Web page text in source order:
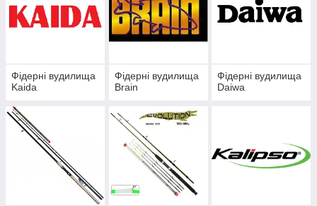
підібравши вершинку необхідної жорсткості.
Фідерні вудилища
Kaida
Фідерні вудилища
Brain
Фідерні вудилища
Daiwa